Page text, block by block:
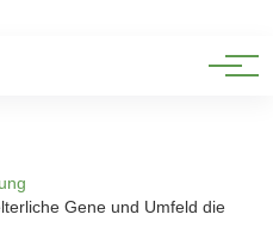
Gene und Umfeld die